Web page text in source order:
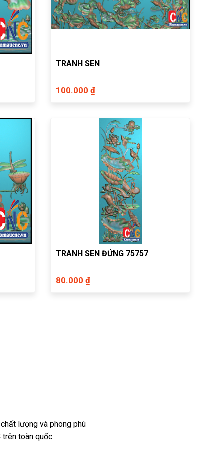
TRANH SEN
100.000 ₫
TRANH SEN ĐỨNG 75757
80.000 ₫
lượng và phong phú
trên toàn quốc